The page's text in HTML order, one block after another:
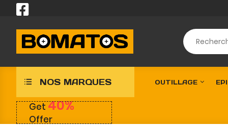
NOS MARQUES OUTILLAGE EPI
Get 40%
Offer